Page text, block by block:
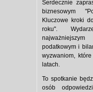
Serdecznie
biznesowym
Kluczowe kroki
roku​".
podatkowym i
wyzwaniom,
latach.
​To spotkanie
osób